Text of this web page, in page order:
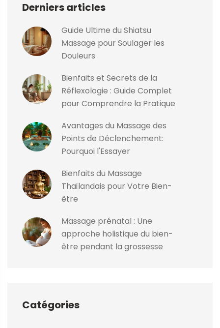
Derniers articles
Guide Ultime du Shiatsu
Massage pour Soulager les
Douleurs
Bienfaits et Secrets de la
Réflexologie : Guide Complet
pour Comprendre la Pratique
Avantages du Massage des
Points de Déclenchement:
Pourquoi l'Essayer
Bienfaits du Massage
Thaïlandais pour Votre Bien-
être
Massage prénatal : Une
approche holistique du bien-
être pendant la grossesse
Catégories